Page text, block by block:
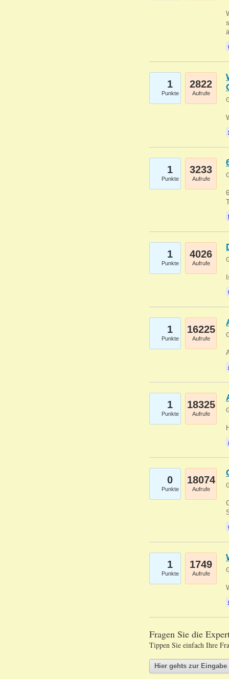
1
Punkte
2822
Aufrufe
1
Punkte
3233
Aufrufe
1
Punkte
4026
Aufrufe
1
Punkte
16225
Aufrufe
1
Punkte
18325
Aufrufe
0
Punkte
18074
Aufrufe
1
Punkte
1749
Aufrufe
Fragen Sie die
Tippen Sie einfach Ihre